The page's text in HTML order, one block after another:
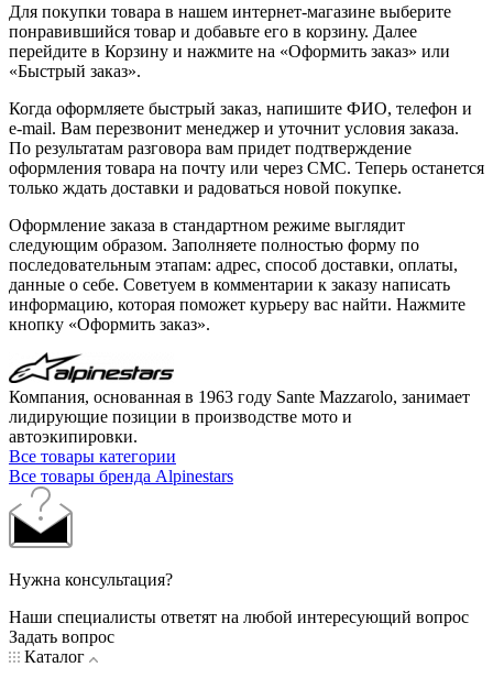
Для покупки товара в нашем интернет-магазине выберите
понравившийся товар и добавьте его в корзину. Далее
перейдите в Корзину и нажмите на «Оформить заказ» или
«Быстрый заказ».
Когда оформляете быстрый заказ, напишите ФИО, телефон и
e-mail. Вам перезвонит менеджер и уточнит условия заказа.
По результатам разговора вам придет подтверждение
оформления товара на почту или через СМС. Теперь останется
только ждать доставки и радоваться новой покупке.
Оформление заказа в стандартном режиме выглядит
следующим образом. Заполняете полностью форму по
последовательным этапам: адрес, способ доставки, оплаты,
данные о себе. Советуем в комментарии к заказу написать
информацию, которая поможет курьеру вас найти. Нажмите
кнопку «Оформить заказ».
Компания, основанная в 1963 году Sante Mazzarolo, занимает
лидирующие позиции в производстве мото и
автоэкипировки.
Все товары категории
Все товары бренда Alpinestars
Нужна консультация?
Наши специалисты ответят на любой интересующий вопрос
Задать вопрос
Каталог